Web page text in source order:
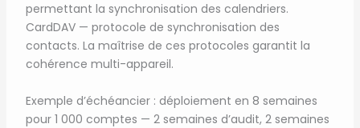
permettant la synchronisation des calendriers.
CardDAV — protocole de synchronisation des
contacts. La maîtrise de ces protocoles garantit la
cohérence multi-appareil.
Exemple d’échéancier : déploiement en 8 semaines
pour 1 000 comptes — 2 semaines d’audit, 2 semaines